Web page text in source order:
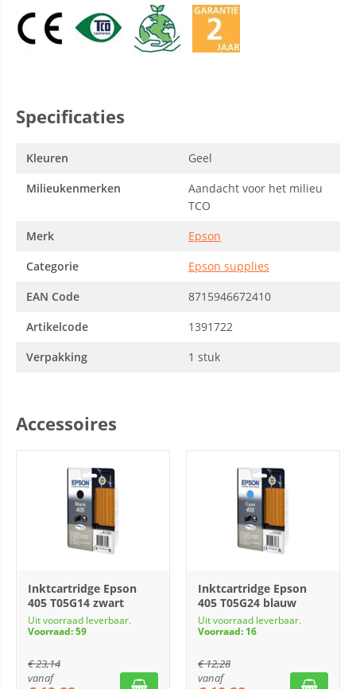
Specificaties
Kleuren
Geel
Milieukenmerken
Aandacht voor het milieu
TCO
Merk
Epson
Categorie
Epson supplies
EAN Code
8715946672410
Artikelcode
1391722
Verpakking
1 stuk
Accessoires
Inktcartridge Epson
405 T05G14 zwart
Uit voorraad leverbaar.
Voorraad: 59
€23,14
vanaf
Inktcartridge Epson
405 T05G24 blauw
Uit voorraad leverbaar.
Voorraad: 16
€12,28
vanaf